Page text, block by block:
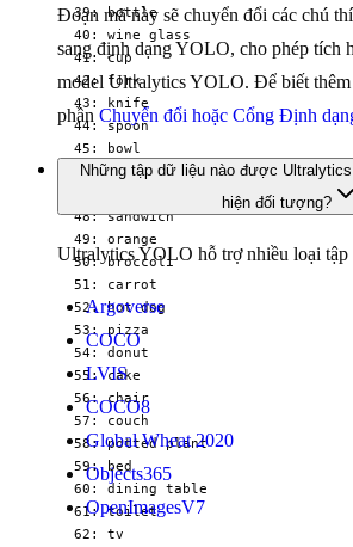
  39: bottle
  40: wine glass
  41: cup
  42: fork
  43: knife
  44: spoon
  45: bowl
  46: banana
  48: sandwich
  49: orange
  50: broccoli
  51: carrot
  52: hot dog
  53: pizza
  54: donut
  55: cake
  56: chair
  57: couch
  58: potted plant
  59: bed
  60: dining table
  61: toilet
  62: tv
Đoạn mã này sẽ chuyển đổi các chú
sang định dạng YOLO, cho phép tích
model Ultralytics YOLO. Để biết
phần Chuyển đổi hoặc Cổng Định
Những tập dữ liệu nào được
hiện đối tượng?
Ultralytics YOLO hỗ trợ nhiều loại tập
Argoverse
COCO
LVIS
COCO8
Global Wheat 2020
Objects365
OpenImagesV7